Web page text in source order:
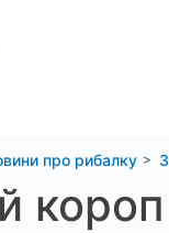
про рибалку
короп